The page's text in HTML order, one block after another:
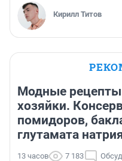
Кирилл Титов
Модные рецепты
хозяйки.
помидоров,
глутамата
13 часов 7 183